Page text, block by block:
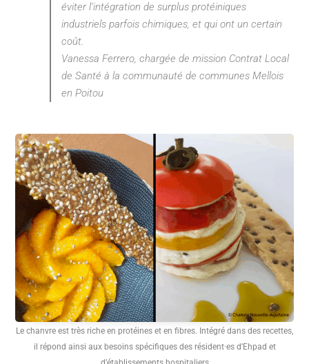
éviter l’intégration de surplus protéiniques
industriels parfois chimiques, et qui ont un certain
coût.
Vanessa Ferrero, chargée de mission Contrat Local
de Santé à la communauté de communes Mellois
en Poitou
Le chanvre est très riche en protéines et en fibres. Intégré dans des recettes,
il répond ainsi aux besoins spécifiques des résident·es d’Ehpad et